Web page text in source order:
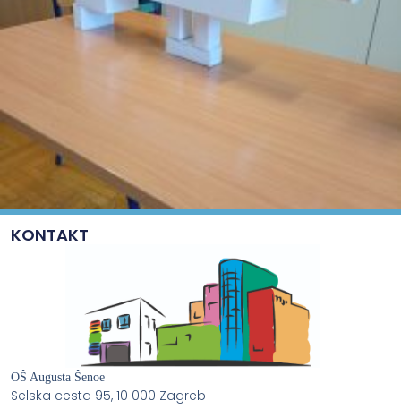
KONTAKT
OŠ Augusta Šenoe
Selska cesta 95, 10 000 Zagreb